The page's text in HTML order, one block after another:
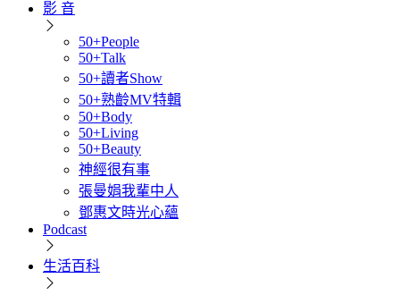
影 音
50+People
50+Talk
50+讀者Show
50+熟齡MV特輯
50+Body
50+Living
50+Beauty
神經很有事
張曼娟我輩中人
鄧惠文時光心蘊
Podcast
生活百科